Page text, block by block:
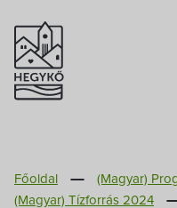
Főoldal
(Magyar)
(Magyar) Tízforrás 2024